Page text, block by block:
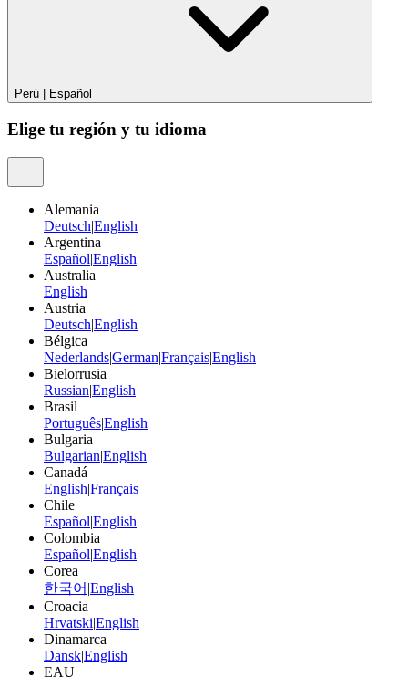
Perú | Español
Elige tu región y tu idioma
Alemania
Deutsch|English
Argentina
Español|English
Australia
English
Austria
Deutsch|English
Bélgica
Nederlands|German|Français|English
Bielorrusia
Russian|English
Brasil
Português|English
Bulgaria
Bulgarian|English
Canadá
English|Français
Chile
Español|English
Colombia
Español|English
Corea
한국어 |English
Croacia
Hrvatski|English
Dinamarca
Dansk|English
EAU